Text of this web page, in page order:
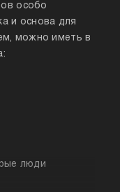
особо
и основа для
можно иметь в
люди